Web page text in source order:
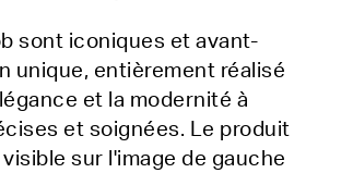
sont iconiques et avant-
unique, entièrement réalisé
et la modernité à
et soignées. Le produit
sur l'image de gauche